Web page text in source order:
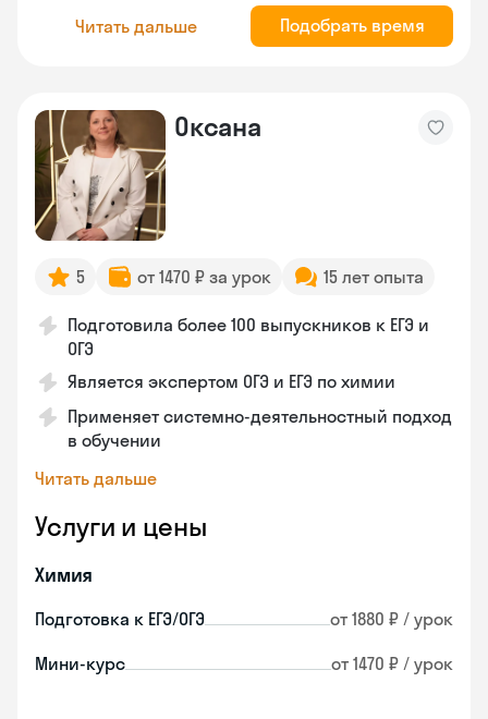
Читать дальше Подобрать время
Оксана
5 от 1470 ₽ за урок 15 лет опыта
Подготовила более 100 выпускников к ЕГЭ и
ОГЭ
Является экспертом ОГЭ и ЕГЭ по химии
Применяет системно-деятельностный подход
в обучении
Читать дальше
Услуги и цены
Химия
Подготовка к ЕГЭ/ОГЭ от 1880 ₽ / урок
Мини-курс от 1470 ₽ / урок